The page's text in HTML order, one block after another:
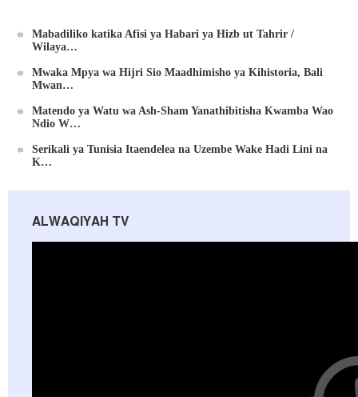
Mabadiliko katika Afisi ya Habari ya Hizb ut Tahrir /
Wilaya…
Mwaka Mpya wa Hijri Sio Maadhimisho ya Kihistoria, Bali
Mwan…
Matendo ya Watu wa Ash-Sham Yanathibitisha Kwamba Wao
Ndio W…
Serikali ya Tunisia Itaendelea na Uzembe Wake Hadi Lini na
K…
ALWAQIYAH TV